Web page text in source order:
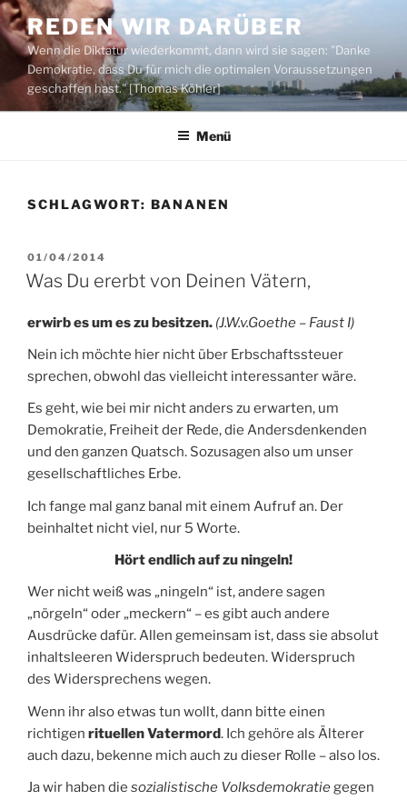
Zum
Inhalt
springen
REDEN WIR DARÜBER
Wenn die Diktatur wiederkommt, dann wird sie sagen: "Danke
Demokratie, dass Du für mich die optimalen Voraussetzungen
geschaffen hast." [Thomas Köhler]
Menü
SCHLAGWORT: BANANEN
VERÖFFENTLICHT
AM
01/04/2014
Was Du ererbt von Deinen Vätern,
erwirb es um es zu besitzen. (J.W.v.Goethe – Faust I)
Nein ich möchte hier nicht über Erbschaftssteuer
sprechen, obwohl das vielleicht interessanter wäre.
Es geht, wie bei mir nicht anders zu erwarten, um
Demokratie, Freiheit der Rede, die Andersdenkenden
und den ganzen Quatsch. Sozusagen also um unser
gesellschaftliches Erbe.
Ich fange mal ganz banal mit einem Aufruf an. Der
beinhaltet nicht viel, nur 5 Worte.
Hört endlich auf zu ningeln!
Wer nicht weiß was „ningeln“ ist, andere sagen
„nörgeln“ oder „meckern“ – es gibt auch andere
Ausdrücke dafür. Allen gemeinsam ist, dass sie absolut
inhaltsleeren Widerspruch bedeuten. Widerspruch
des Widersprechens wegen.
Wenn ihr also etwas tun wollt, dann bitte einen
richtigen rituellen Vatermord. Ich gehöre als Älterer
auch dazu, bekenne mich auch zu dieser Rolle – also los.
Ja wir haben die sozialistische Volksdemokratiegegen